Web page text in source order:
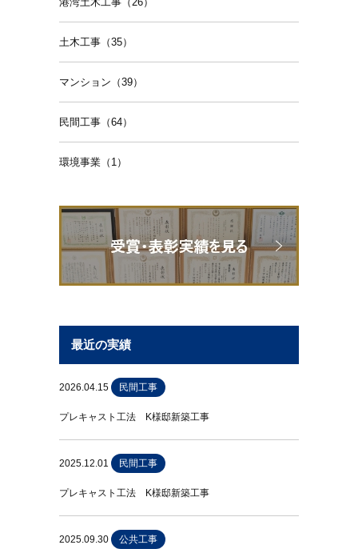
土木工事（35）
マンション（39）
民間工事（64）
環境事業（1）
最近の実績
2026.04.15 民間工事
プレキャスト工法 K様邸新築工事
2025.12.01 民間工事
プレキャスト工法 K様邸新築工事
2025.09.30 公共工事